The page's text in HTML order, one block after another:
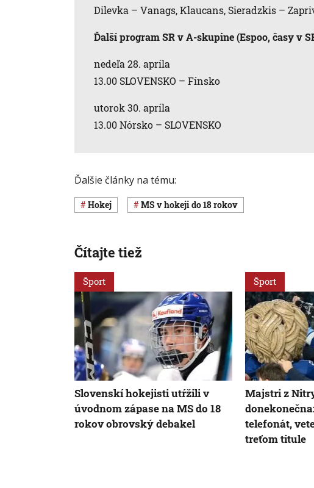
Dilevka – Vanags, Klaucans, Sieradzkis –
Ďalší program SR v A-skupine (Espoo, časy v
nedeľa 28. apríla
13.00 SLOVENSKO – Fínsko
utorok 30. apríla
13.00 Nórsko – SLOVENSKO
Ďalšie články na tému:
Hokej MS v hokeji do 18 rokov
Čítajte tiež
Šport
Slovenskí hokejisti utŕžili v
úvodnom zápase na MS do 18
rokov obrovský debakel
Šport
Majstri z
telefonát,
treťom titule